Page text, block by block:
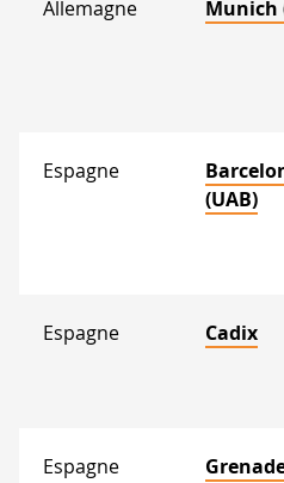
Allemagne Munich
Espagne
(UAB)
Espagne Cadix
Espagne